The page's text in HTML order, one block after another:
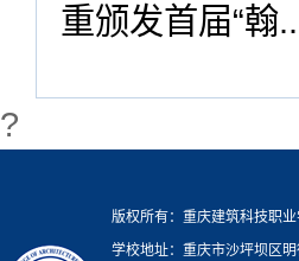
重颁发首届“翰
?
版权所有：重庆建筑科技职
学校地址：重庆市沙坪坝区明